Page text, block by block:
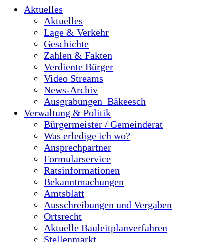
Aktuelles
Aktuelles
Lage & Verkehr
Geschichte
Zahlen & Fakten
Verdiente Bürger
Video Streams
News-Archiv
Ausgrabungen_Bäkeesch
Verwaltung & Politik
Bürgermeister / Gemeinderat
Was erledige ich wo?
Ansprechpartner
Formularservice
Ratsinformationen
Bekanntmachungen
Amtsblatt
Ausschreibungen und Vergaben
Ortsrecht
Aktuelle Bauleitplanverfahren
Stellenmarkt